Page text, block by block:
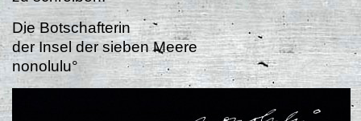
Die Botschafterin
der Insel der sieben Meere
nonolulu°